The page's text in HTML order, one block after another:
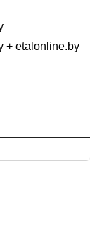
+ etalonline.by